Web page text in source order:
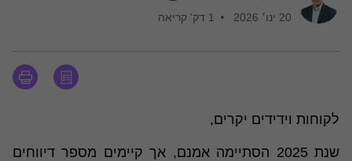
20 ינו׳ 2026 1 דק' קריאה
לקוחות וידידים יקרים,
שנת 2025 הסתיימה אמנם, אך קיימים מספר דיווחים